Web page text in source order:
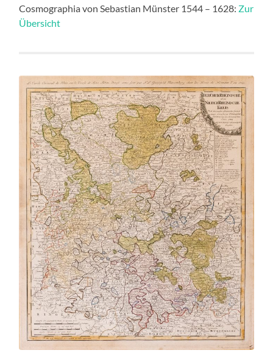
Cosmographia von Sebastian Münster 1544 – 1628: Zur
Übersicht